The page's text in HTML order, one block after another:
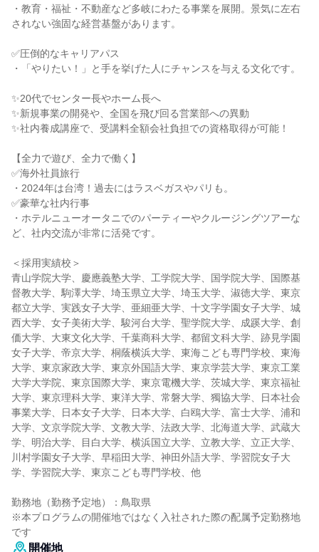
・教育・福祉・不動産など多岐にわたる事業を展開。景気に左右
されない強固な経営基盤があります。
✅圧倒的なキャリアパス
・「やりたい！」と手を挙げた人にチャンスを与える文化です。
✨20代でセンター長やホーム長へ
✨新規事業の開発や、全国を飛び回る営業部への異動
✨社内養成講座で、受講料全額会社負担での資格取得が可能！
【全力で遊び、全力で働く】
✅海外社員旅行
・2024年は台湾！過去にはラスベガスやパリも。
✅豪華な社内行事
・ホテルニューオータニでのパーティーやクルージングツアーな
ど、社内交流が非常に活発です。
＜採用実績校＞
青山学院大学、慶應義塾大学、工学院大学、国学院大学、国際基
督教大学、駒澤大学、埼玉県立大学、埼玉大学、淑徳大学、東京
都立大学、実践女子大学、亜細亜大学、十文字学園女子大学、城
西大学、女子美術大学、駿河台大学、聖学院大学、成蹊大学、創
価大学、大東文化大学、千葉商科大学、都留文科大学、跡見学園
女子大学、帝京大学、桐蔭横浜大学、東海こども専門学校、東海
大学、東京家政大学、東京外国語大学、東京学芸大学、東京工業
大学大学院、東京国際大学、東京電機大学、茨城大学、東京福祉
大学、東京理科大学、東洋大学、常磐大学、獨協大学、日本社会
事業大学、日本女子大学、日本大学、白鴎大学、富士大学、浦和
大学、文京学院大学、文教大学、法政大学、北海道大学、武蔵大
学、明治大学、目白大学、横浜国立大学、立教大学、立正大学、
川村学園女子大学、早稲田大学、神田外語大学、学習院女子大
学、学習院大学、東京こども専門学校、他
勤務地（勤務予定地）：鳥取県
※本プログラムの開催地ではなく入社された際の配属予定勤務地
です
開催地